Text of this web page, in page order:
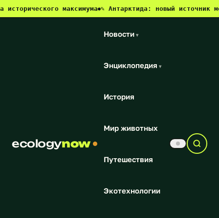
максимума●✎ Антарктида: новый источник
ecologynow
Новости ▾
Энциклопедия ▾
История
Мир животных
Путешествия
Экотехнологии